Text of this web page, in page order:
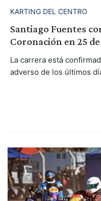
KARTING DEL CENTRO
Santiago Fuentes
Coronación en 25
La carrera está
adverso de los últimos